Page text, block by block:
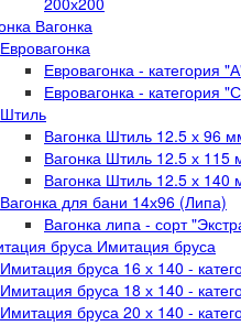
Вагонка
Евровагонка
Евровагонка - категория
Евровагонка - категория
Штиль
Вагонка Штиль 12.5 х 96
Вагонка Штиль 12.5 х 115
Вагонка Штиль 12.5 х 140
Вагонка для бани 14х96 (Липа)
Вагонка липа - сорт
Имитация бруса
Имитация бруса 16 х 140 -
Имитация бруса 18 х 140 -
Имитация бруса 20 х 140 -